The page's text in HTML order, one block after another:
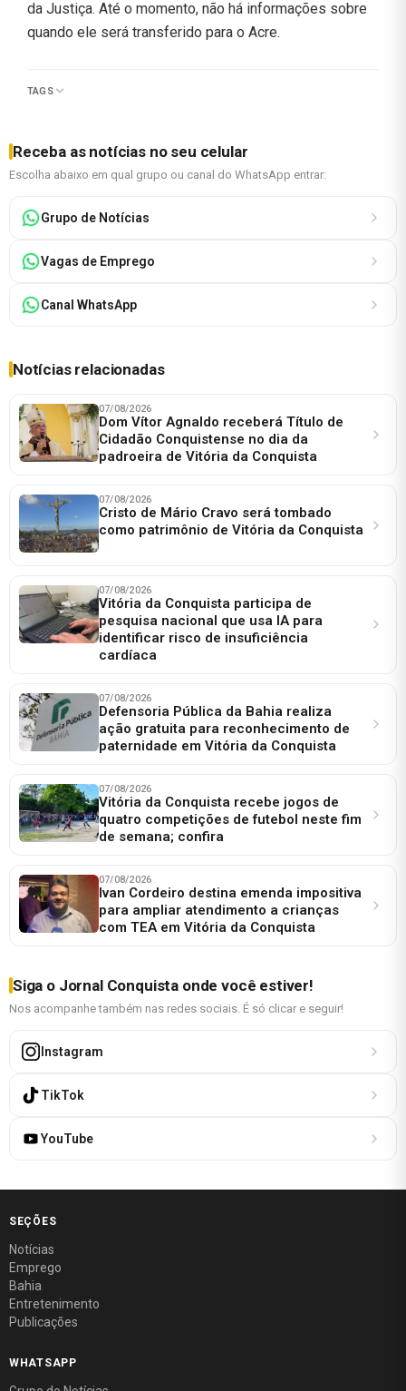
da Justiça. Até o momento, não há informações sobre
quando ele será transferido para o Acre.
TAGS
Receba as notícias no seu celular
Escolha abaixo em qual grupo ou canal do WhatsApp entrar:
Grupo de Notícias
Vagas de Emprego
Canal WhatsApp
Notícias relacionadas
07/08/2026
Dom Vítor Agnaldo receberá Título de
Cidadão Conquistense no dia da
padroeira de Vitória da Conquista
07/08/2026
Cristo de Mário Cravo será tombado
como patrimônio de Vitória da Conquista
07/08/2026
Vitória da Conquista participa de
pesquisa nacional que usa IA para
identificar risco de insuficiência
cardíaca
07/08/2026
Defensoria Pública da Bahia realiza
ação gratuita para reconhecimento de
paternidade em Vitória da Conquista
07/08/2026
Vitória da Conquista recebe jogos de
quatro competições de futebol neste fim
de semana; confira
07/08/2026
Ivan Cordeiro destina emenda impositiva
para ampliar atendimento a crianças
com TEA em Vitória da Conquista
Siga o Jornal Conquista onde você estiver!
Nos acompanhe também nas redes sociais. É só clicar e seguir!
Instagram
TikTok
YouTube
SEÇÕES
Notícias
Emprego
Bahia
Entretenimento
Publicações
WHATSAPP